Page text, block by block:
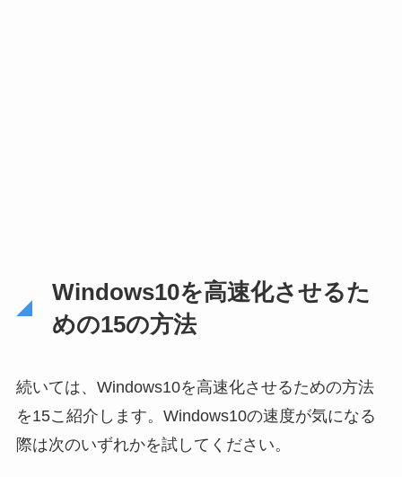
Windows10を高速化させるた
めの15の方法
続いては、Windows10を高速化させるための方法
を15こ紹介します。Windows10の速度が気になる
際は次のいずれかを試してください。